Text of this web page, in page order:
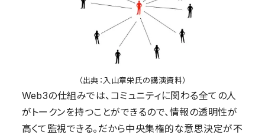
（出典：入山章栄氏の講演資料）
Web3の仕組みでは、 コミュニティに関わる全ての人
がトークンを持つことができるので、情報の透明性が
高くて監視できる。だから中央集権的な意思決定が不